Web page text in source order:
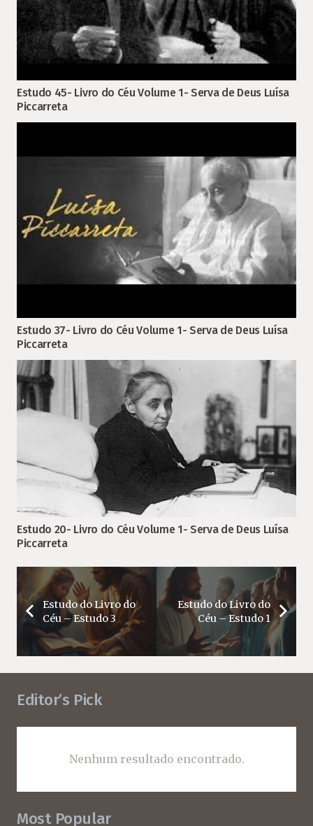
Estudo 45- Livro do Céu Volume 1- Serva de Deus Luísa
Piccarreta
Estudo 37- Livro do Céu Volume 1- Serva de Deus Luísa
Piccarreta
Estudo 20- Livro do Céu Volume 1- Serva de Deus Luísa
Piccarreta
Estudo do Livro do
Céu – Estudo 3
Estudo do Livro do
Céu – Estudo 1
Editor’s Pick
Nenhum resultado encontrado.
Most Popular